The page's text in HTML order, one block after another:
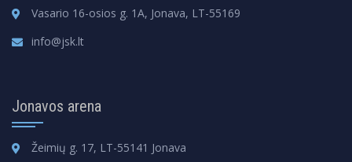
Vasario 16-osios g. 1A, Jonava, LT-55169
info@jsk.lt
Jonavos arena
Žeimių g. 17, LT-55141 Jonava